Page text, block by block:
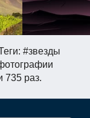
#звезды
735 раз.